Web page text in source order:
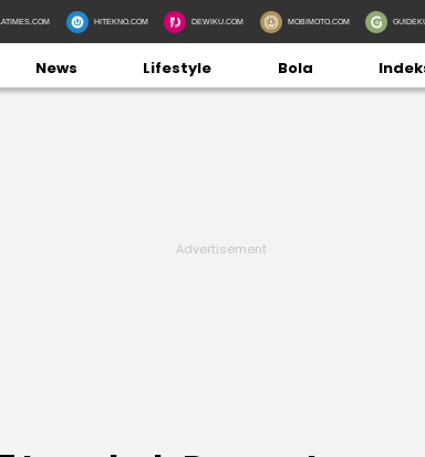
HITEKNO.COM DEWIKU.COM MOBIMOTO.COM
News Lifestyle Bola